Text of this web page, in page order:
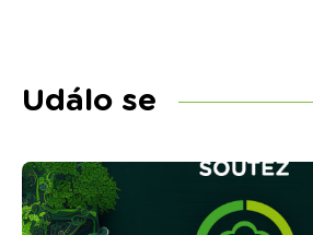
Událo se